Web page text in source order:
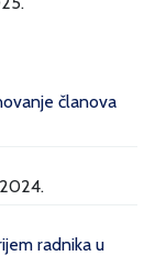
članova
radnika u